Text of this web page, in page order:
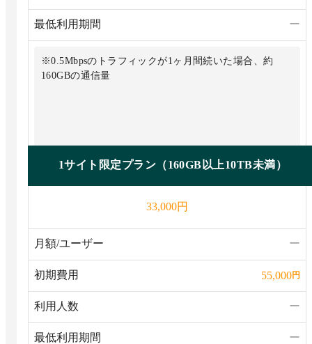
最低利用期間 ー
※0.5Mbpsのトラフィックが1ヶ月間続いた場合、約
160GBの通信量
1サイト限定プラン（160GB以上10TB未満）
33,000円
月額/ユーザー ー
初期費用 55,000円
利用人数 ー
最低利用期間 ー